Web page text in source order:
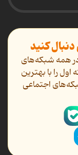
کنید
همه شبکه‌های
را با بهترین
اجتماعی